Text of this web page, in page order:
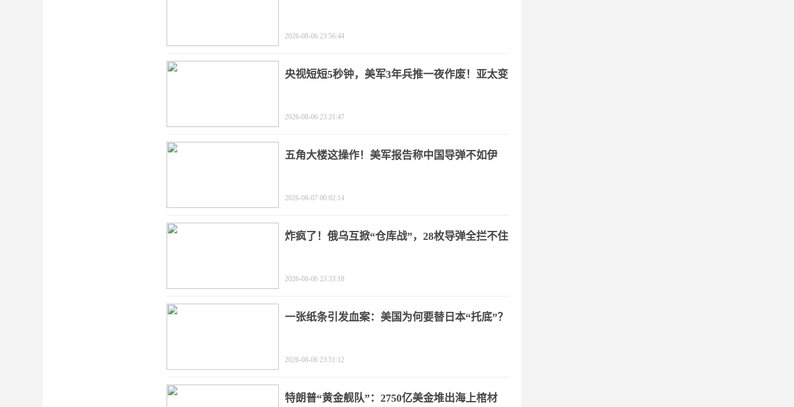
2026-08-06 23:56:44
央视短短5秒钟，美军3年兵推一夜作废！亚太变
2026-08-06 23:21:47
五角大楼这操作！美军报告称中国导弹不如伊
2026-08-07 00:02:14
炸疯了！俄乌互掀“仓库战”，28枚导弹全拦不住
2026-08-06 23:33:18
一张纸条引发血案：美国为何要替日本“托底”？
2026-08-06 23:51:12
特朗普“黄金舰队”：2750亿美金堆出海上棺材